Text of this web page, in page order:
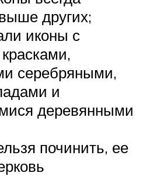
других;
иконы с
серебряными,
и
деревянными
починить, ее